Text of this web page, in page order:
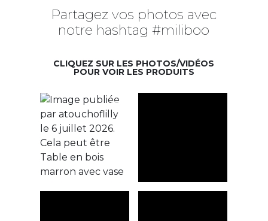
Partagez vos photos avec
notre hashtag #miliboo
CLIQUEZ SUR LES PHOTOS/VIDÉOS
POUR VOIR LES PRODUITS